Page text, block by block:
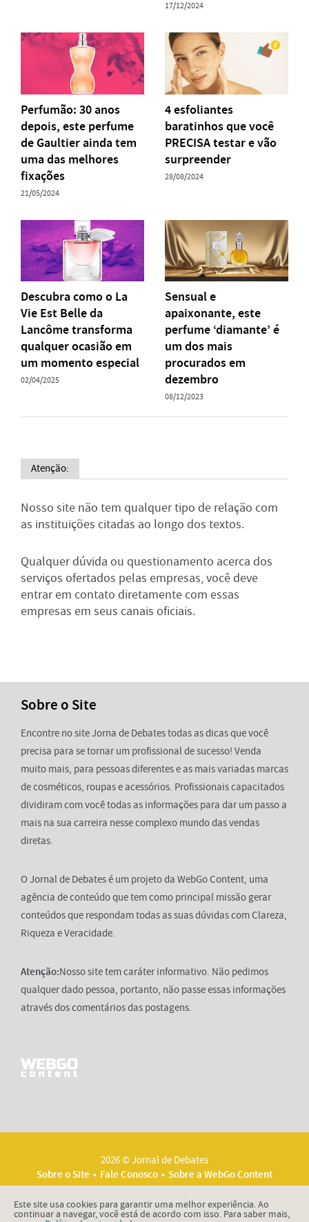
17/12/2024
Perfumão: 30 anos
depois, este perfume
de Gaultier ainda tem
uma das melhores
fixações
21/05/2024
4 esfoliantes
baratinhos que você
PRECISA testar e vão
surpreender
28/08/2024
Descubra como o La
Vie Est Belle da
Lancôme transforma
qualquer ocasião em
um momento especial
02/04/2025
Sensual e
apaixonante, este
perfume ‘diamante’ é
um dos mais
procurados em
dezembro
08/12/2023
Atenção:
Nosso site não tem qualquer tipo de relação com
as instituições citadas ao longo dos textos.
Qualquer dúvida ou questionamento acerca dos
serviços ofertados pelas empresas, você deve
entrar em contato diretamente com essas
empresas em seus canais oficiais.
Sobre o Site
Encontre no site Jorna de Debates todas as dicas que você
precisa para se tornar um profissional de sucesso! Venda
muito mais, para pessoas diferentes e as mais variadas marcas
de cosméticos, roupas e acessórios. Profissionais capacitados
dividiram com você todas as informações para dar um passo a
mais na sua carreira nesse complexo mundo das vendas
diretas.
O Jornal de Debates é um projeto da WebGo Content, uma
agência de conteúdo que tem como principal missão gerar
conteúdos que respondam todas as suas dúvidas com Clareza,
Riqueza e Veracidade.
Atenção:Nosso site tem caráter informativo. Não pedimos
qualquer dado pessoa, portanto, não passe essas informações
através dos comentários das postagens.
2026 © Jornal de Debates
Sobre o Site
Fale Conosco
Sobre a WebGo Content
Políticas
Termos de Uso
Este site usa cookies para garantir uma melhor experiência. Ao
continuar a navegar, você está de acordo com isso. Para saber mais,